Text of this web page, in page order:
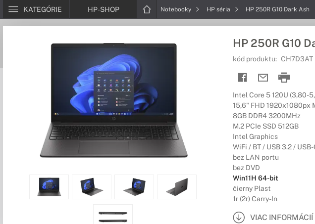
KATEGÓRIE HP-SHOP Notebooky HP séria HP 250R G10 Dark Ash
HP 250R G10
kód produktu: CH7D3AT
Intel Core 5 120U (3,80-
15,6" FHD 1920x1080px
8GB DDR4 3200MHz
M.2 PCIe SSD 512GB
Intel Graphics
WiFi / BT / USB 3.2 /
bez LAN portu
bez DVD
Win11H 64-bit
čierny Plast
1r (2r) Carry-In
VIAC INFORMÁCIÍ